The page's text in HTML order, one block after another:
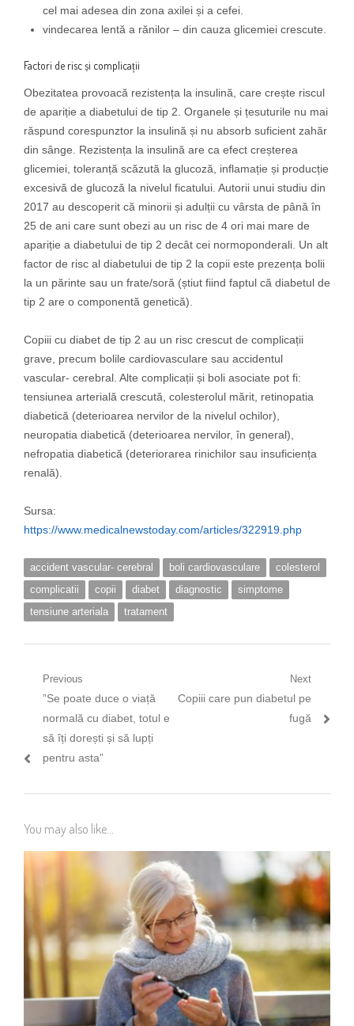
cel mai adesea din zona axilei și a cefei.
vindecarea lentă a rănilor – din cauza glicemiei crescute.
Factori de risc și complicații
Obezitatea provoacă rezistența la insulină, care crește riscul
de apariție a diabetului de tip 2. Organele și țesuturile nu mai
răspund corespunztor la insulină și nu absorb suficient zahăr
din sânge. Rezistența la insulină are ca efect creșterea
glicemiei, toleranță scăzută la glucoză, inflamație și producție
excesivă de glucoză la nivelul ficatului. Autorii unui studiu din
2017 au descoperit că minorii și adulții cu vârsta de până în
25 de ani care sunt obezi au un risc de 4 ori mai mare de
apariție a diabetului de tip 2 decât cei normoponderali. Un alt
factor de risc al diabetului de tip 2 la copii este prezența bolii
la un părinte sau un frate/soră (știut fiind faptul că diabetul de
tip 2 are o componentă genetică).
Copiii cu diabet de tip 2 au un risc crescut de complicații
grave, precum bolile cardiovasculare sau accidentul
vascular- cerebral. Alte complicații și boli asociate pot fi:
tensiunea arterială crescută, colesterolul mărit, retinopatia
diabetică (deterioarea nervilor de la nivelul ochilor),
neuropatia diabetică (deterioarea nervilor, în general),
nefropatia diabetică (deteriorarea rinichilor sau insuficiența
renală).
Sursa:
https://www.medicalnewstoday.com/articles/322919.php
accident vascular- cerebral boli cardiovasculare
colesterol
complicatii
copii diabet diagnostic
simptome
tensiune arteriala
tratament
Navigare
articole
Previous
Previous
post:
”Se poate duce o viață
normală cu diabet, totul e
să îți dorești și să lupți
pentru asta”
Next
Next
Copiii care pun diabetul pe
fugă
You may also like...